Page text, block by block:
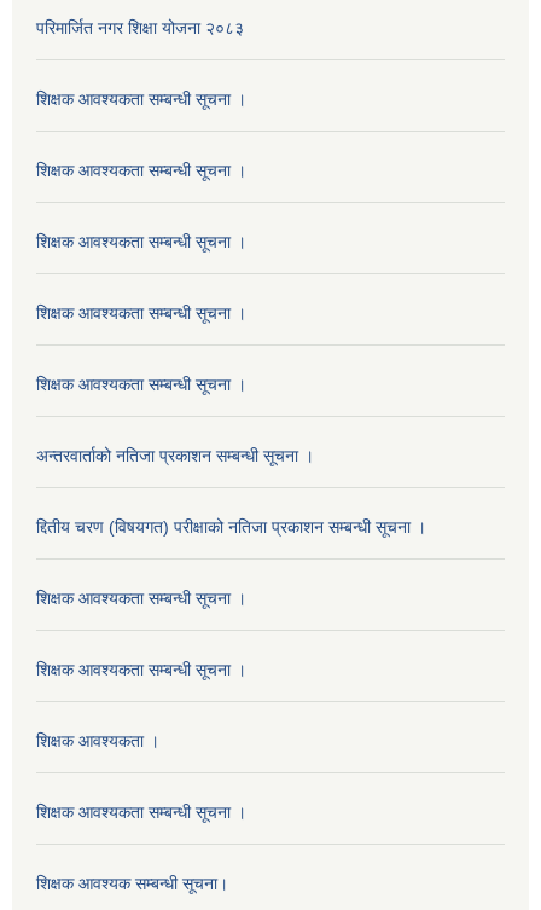
परिमार्जित नगर शिक्षा योजना २०८३
शिक्षक आवश्यकता सम्बन्धी सूचना ।
शिक्षक आवश्यकता सम्बन्धी सूचना ।
शिक्षक आवश्यकता सम्बन्धी सूचना ।
शिक्षक आवश्यकता सम्बन्धी सूचना ।
शिक्षक आवश्यकता सम्बन्धी सूचना ।
अन्तरवार्ताको नतिजा प्रकाशन सम्बन्धी सूचना ।
द्दितीय चरण (विषयगत) परीक्षाको नतिजा प्रकाशन सम्बन्धी सूचना ।
शिक्षक आवश्यकता सम्बन्धी सूचना ।
शिक्षक आवश्यकता सम्बन्धी सूचना ।
शिक्षक आवश्यकता ।
शिक्षक आवश्यकता सम्बन्धी सूचना ।
शिक्षक आवश्यक सम्बन्धी सूचना।